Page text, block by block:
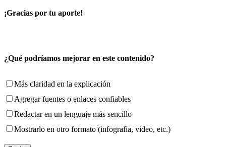
¡Gracias por tu aporte!
¿Qué podríamos mejorar en este contenido?
Más claridad en la explicación
Agregar fuentes o enlaces confiables
Redactar en un lenguaje más sencillo
Mostrarlo en otro formato (infografía, video, etc.)